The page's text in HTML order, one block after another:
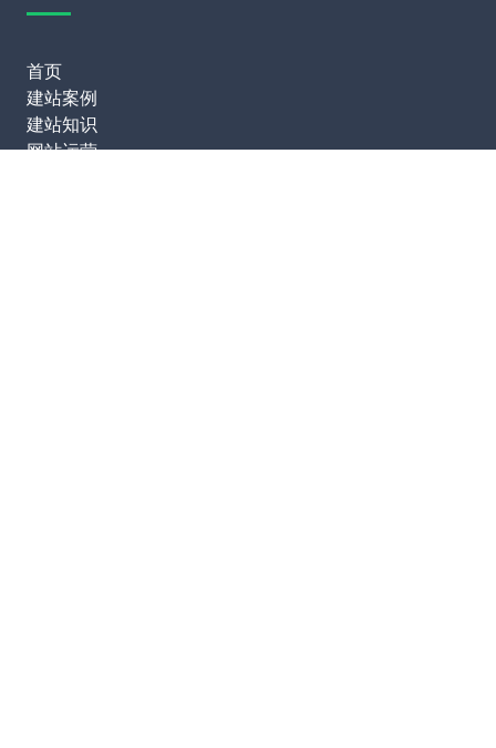
首页
建站案例
建站知识
网站运营